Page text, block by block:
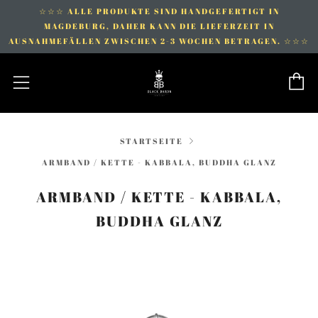
☆☆☆ ALLE PRODUKTE SIND HANDGEFERTIGT IN
MAGDEBURG, DAHER KANN DIE LIEFERZEIT IN
AUSNAHMEFÄLLEN ZWISCHEN 2-3 WOCHEN BETRAGEN. ☆☆☆
Menü
STARTSEITE
ARMBAND / KETTE - KABBALA, BUDDHA GLANZ
ARMBAND / KETTE - KABBALA,
BUDDHA GLANZ